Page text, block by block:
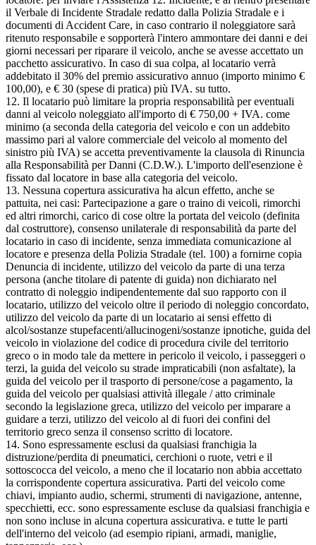
il Verbale di Incidente Stradale redatto dalla Polizia Stradale e i
documenti di Accident Care, in caso contrario il noleggiatore sarà
ritenuto responsabile e sopporterà l'intero ammontare dei danni e dei
giorni necessari per riparare il veicolo, anche se avesse accettato un
pacchetto assicurativo. In caso di sua colpa, al locatario verrà
addebitato il 30% del premio assicurativo annuo (importo minimo €
100,00), e € 30 (spese di pratica) più IVA. su tutto.
12. Il locatario può limitare la propria responsabilità per eventuali
danni al veicolo noleggiato all'importo di € 750,00 + IVA. come
minimo (a seconda della categoria del veicolo e con un addebito
massimo pari al valore commerciale del veicolo al momento del
sinistro più IVA) se accetta preventivamente la clausola di Rinuncia
alla Responsabilità per Danni (C.D.W.). L'importo dell'esenzione è
fissato dal locatore in base alla categoria del veicolo.
13. Nessuna copertura assicurativa ha alcun effetto, anche se
pattuita, nei casi: Partecipazione a gare o traino di veicoli, rimorchi
ed altri rimorchi, carico di cose oltre la portata del veicolo (definita
dal costruttore), consenso unilaterale di responsabilità da parte del
locatario in caso di incidente, senza immediata comunicazione al
locatore e presenza della Polizia Stradale (tel. 100) a fornirne copia
Denuncia di incidente, utilizzo del veicolo da parte di una terza
persona (anche titolare di patente di guida) non dichiarato nel
contratto di noleggio indipendentemente dal suo rapporto con il
locatario, utilizzo del veicolo oltre il periodo di noleggio concordato,
utilizzo del veicolo da parte di un locatario ai sensi effetto di
alcol/sostanze stupefacenti/allucinogeni/sostanze ipnotiche, guida del
veicolo in violazione del codice di procedura civile del territorio
greco o in modo tale da mettere in pericolo il veicolo, i passeggeri o
terzi, la guida del veicolo su strade impraticabili (non asfaltate), la
guida del veicolo per il trasporto di persone/cose a pagamento, la
guida del veicolo per qualsiasi attività illegale / atto criminale
secondo la legislazione greca, utilizzo del veicolo per imparare a
guidare a terzi, utilizzo del veicolo al di fuori dei confini del
territorio greco senza il consenso scritto di locatore.
14. Sono espressamente esclusi da qualsiasi franchigia la
distruzione/perdita di pneumatici, cerchioni o ruote, vetri e il
sottoscocca del veicolo, a meno che il locatario non abbia accettato
la corrispondente copertura assicurativa. Parti del veicolo come
chiavi, impianto audio, schermi, strumenti di navigazione, antenne,
specchietti, ecc. sono espressamente escluse da qualsiasi franchigia e
non sono incluse in alcuna copertura assicurativa. e tutte le parti
dell'interno del veicolo (ad esempio ripiani, armadi, maniglie,